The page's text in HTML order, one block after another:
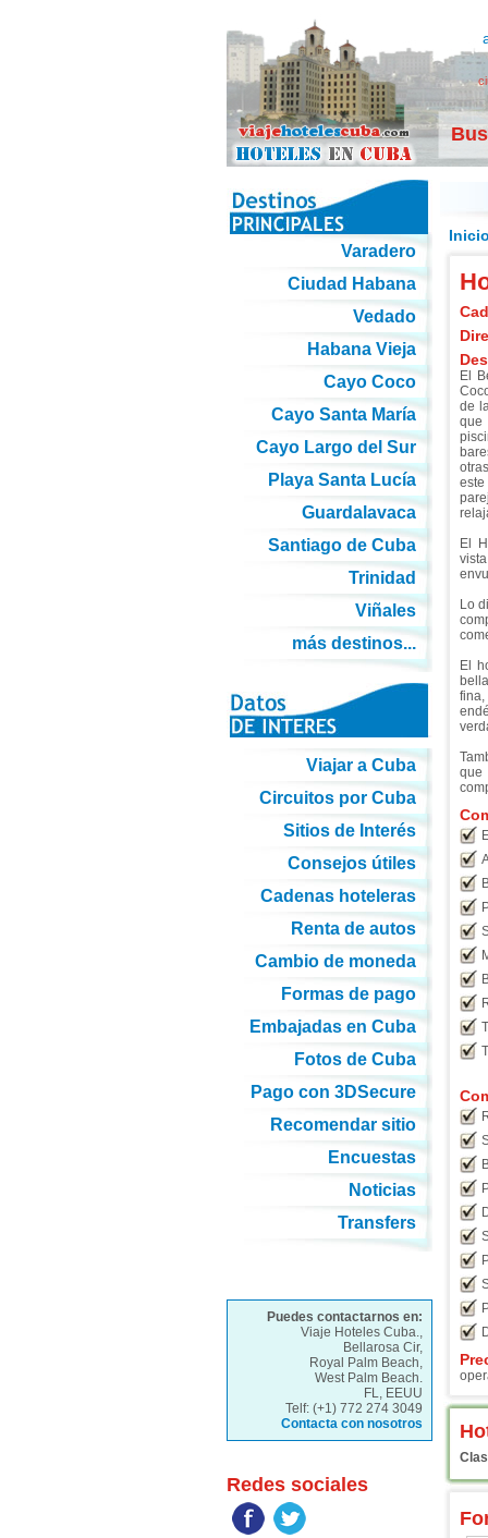
Inicio
El
de
que
este
El
Lo
El
Varadero
Ciudad Habana
Vedado
Habana Vieja
Cayo Coco
Cayo Santa María
Cayo Largo del Sur
Playa Santa Lucía
Guardalavaca
Santiago de Cuba
Trinidad
Viñales
más destinos...
Viajar a Cuba
Circuitos por Cuba
Sitios de Interés
Consejos útiles
Cadenas hoteleras
Renta de autos
Cambio de moneda
Formas de pago
Embajadas en Cuba
Fotos de Cuba
Pago con 3DSecure
Recomendar sitio
Encuestas
Noticias
Transfers
Puedes contactarnos en:
Viaje Hoteles Cuba.,
Bellarosa Cir,
Royal Palm Beach,
West Palm Beach.
FL, EEUU
Telf: (+1) 772 274 3049
Contacta con nosotros
Redes sociales